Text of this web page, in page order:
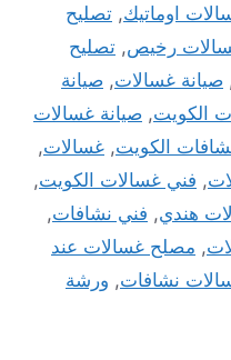
اوماتيك, تصليح
رخيص, تصليح
صيانة غسالات, صيانة
الكويت, صيانة غسالات
الكويت, غسالات,
, فني غسالات الكويت,
هندي, فني نشافات,
, مصلح غسالات عند
نشافات, ورشة